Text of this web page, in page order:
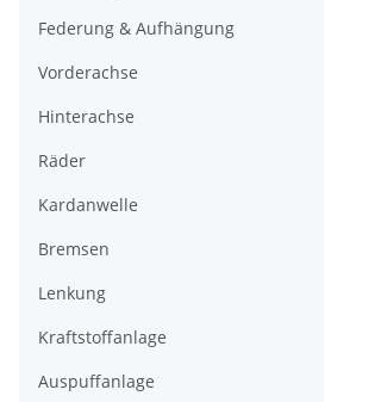
Federung & Aufhängung
Vorderachse
Hinterachse
Räder
Kardanwelle
Bremsen
Lenkung
Kraftstoffanlage
Auspuffanlage